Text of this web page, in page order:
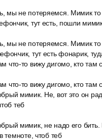
мы не потеряемся. Мимик то
тут есть, пошли
мы не потеряемся. Мимик то
тут есть фонарик,
что-то вижу дигомо, кто там
то вижу дигомо, кто там
мимик. Не, вот это он
теб
мимик, не надо его бить.
темноте, чтоб теб